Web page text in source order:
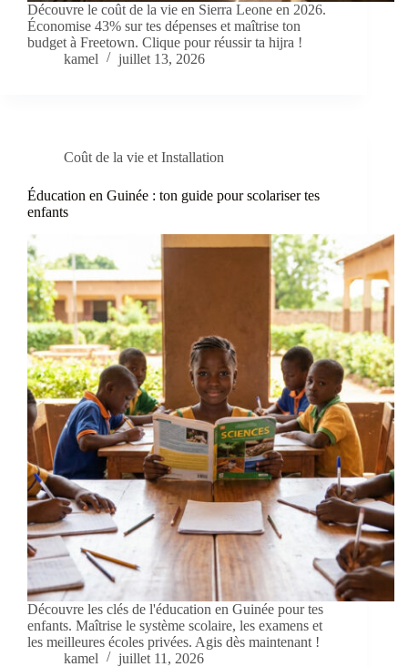
Découvre le coût de la vie en Sierra Leone en 2026.
Économise 43% sur tes dépenses et maîtrise ton
budget à Freetown. Clique pour réussir ta hijra !
kamel
juillet 13, 2026
Coût de la vie et Installation
Éducation en Guinée : ton guide pour scolariser tes
enfants
Découvre les clés de l'éducation en Guinée pour tes
enfants. Maîtrise le système scolaire, les examens et
les meilleures écoles privées. Agis dès maintenant !
kamel
juillet 11, 2026